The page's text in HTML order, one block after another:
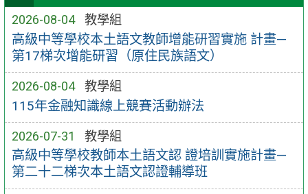
2026-08-04 教學組
高級中等學校本土語文教師增能研習實施 計畫—
第17梯次增能研習（原住民族語文）
2026-08-04 教學組
115年金融知識線上競賽活動辦法
2026-07-31 教學組
高級中等學校教師本土語文認 證培訓實施計畫—
第二十二梯次本土語文認證輔導班